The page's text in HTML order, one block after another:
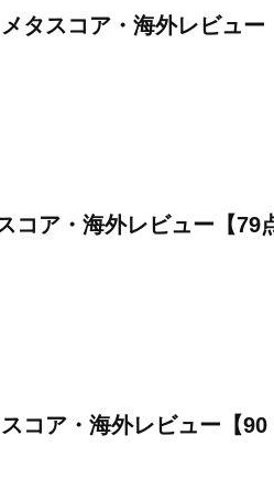
タスコア・海外レビュー
コア・海外レビュー【79
コア・海外レビュー【90